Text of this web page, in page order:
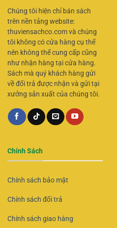
Chúng tôi hiện chỉ bán sách
trên nền tảng website:
thuviensachco.com và chúng
tôi không có cửa hàng cụ thể
nên không thể cung cấp cũng
như nhận hàng tại cửa hàng.
Sách mà quý khách hàng gửi
về đổi trả được nhận và gửi tại
xưởng sản xuất của chúng tôi.
Chính Sách
Chính sách bảo mật
Chính sách đổi trả
Chính sách giao hàng